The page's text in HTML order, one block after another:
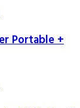
Portable +